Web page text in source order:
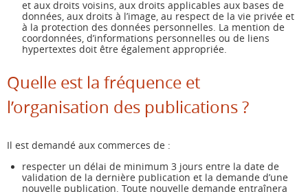
et aux droits voisins, aux droits applicables aux bases de
données, aux droits à l’image, au respect de la vie privée et
à la protection des données personnelles. La mention de
coordonnées, d’informations personnelles ou de liens
hypertextes doit être également appropriée.
Quelle est la fréquence et
l’organisation des publications ?
Il est demandé aux commerces de :
respecter un délai de minimum 3 jours entre la date de
validation de la dernière publication et la demande d’une
nouvelle publication. Toute nouvelle demande entraînera